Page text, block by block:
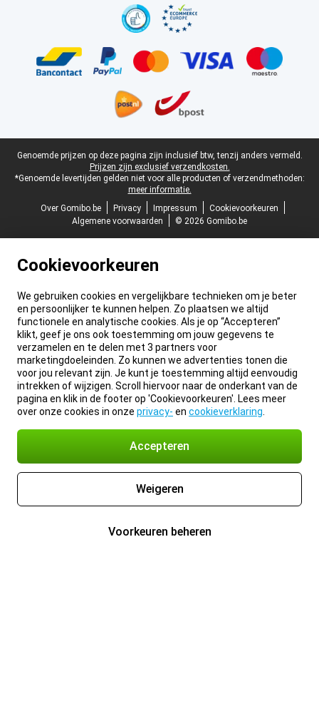
Juridische voettekst
Genoemde prijzen op deze pagina zijn inclusief btw, tenzij anders vermeld.
Prijzen zijn exclusief verzendkosten.
*Genoemde levertijden gelden niet voor alle producten of verzendmethoden:
meer informatie.
Over Gomibo.be
Privacy Impressum
Cookievoorkeuren
Algemene voorwaarden
© 2026 Gomibo.be
Cookievoorkeuren
We gebruiken cookies en vergelijkbare technieken om je beter
en persoonlijker te kunnen helpen. Zo plaatsen we altijd
functionele en analytische cookies. Als je op “Accepteren”
klikt, geef je ons ook toestemming om jouw gegevens te
verzamelen en te delen met 3 partners voor
marketingdoeleinden. Zo kunnen we advertenties tonen die
voor jou relevant zijn. Je kunt je toestemming altijd eenvoudig
intrekken of wijzigen. Scroll hiervoor naar de onderkant van de
pagina en klik in de footer op 'Cookievoorkeuren'. Lees meer
over onze cookies in onze privacy- en cookieverklaring
Accepteren
Weigeren
Voorkeuren beheren